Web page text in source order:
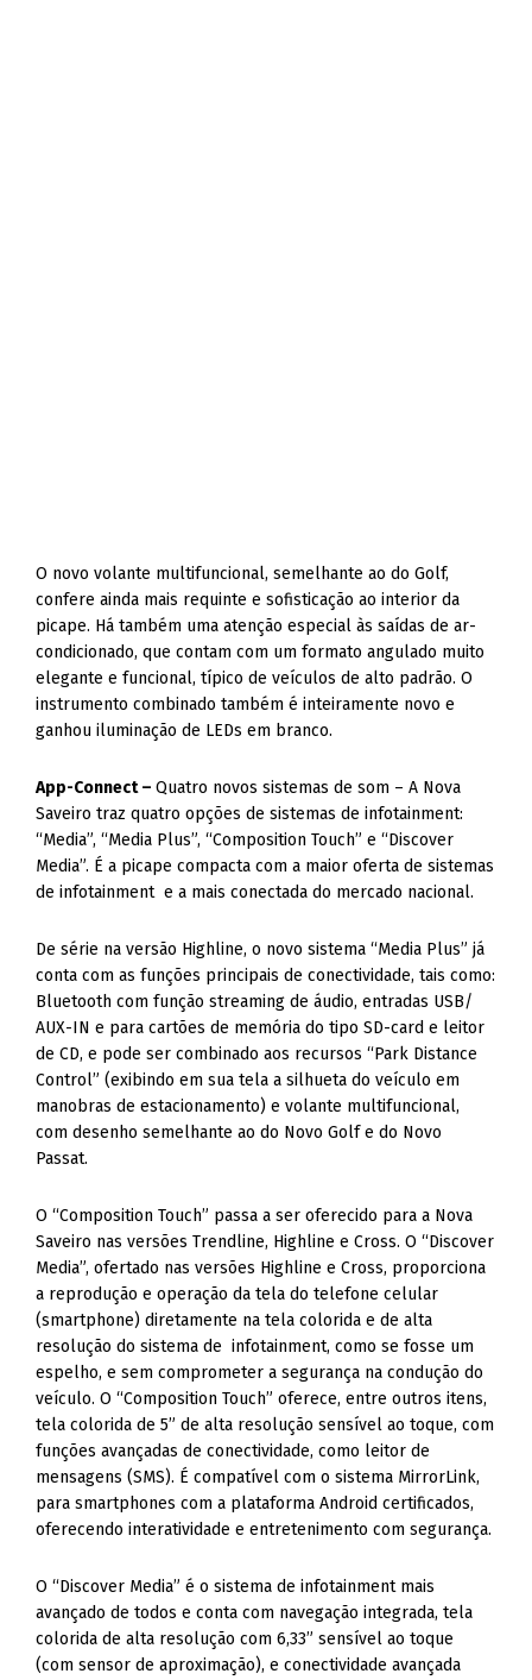
O novo volante multifuncional, semelhante ao do Golf,
confere ainda mais requinte e sofisticação ao interior da
picape. Há também uma atenção especial às saídas de ar-
condicionado, que contam com um formato angulado muito
elegante e funcional, típico de veículos de alto padrão. O
instrumento combinado também é inteiramente novo e
ganhou iluminação de LEDs em branco.
App-Connect –Quatro novos sistemas de som – A Nova
Saveiro traz quatro opções de sistemas de infotainment:
“Media”, “Media Plus”, “Composition Touch” e “Discover
Media”. É a picape compacta com a maior oferta de sistemas
de infotainment e a mais conectada do mercado nacional.
De série na versão Highline, o novo sistema “Media Plus” já
conta com as funções principais de conectividade, tais como:
Bluetooth com função streaming de áudio, entradas USB/
AUX-IN e para cartões de memória do tipo SD-card e leitor
de CD, e pode ser combinado aos recursos “Park Distance
Control” (exibindo em sua tela a silhueta do veículo em
manobras de estacionamento) e volante multifuncional,
com desenho semelhante ao do Novo Golf e do Novo
Passat.
O “Composition Touch” passa a ser oferecido para a Nova
Saveiro nas versões Trendline, Highline e Cross. O “Discover
Media”, ofertado nas versões Highline e Cross, proporciona
a reprodução e operação da tela do telefone celular
(smartphone) diretamente na tela colorida e de alta
resolução do sistema de infotainment, como se fosse um
espelho, e sem comprometer a segurança na condução do
veículo. O “Composition Touch” oferece, entre outros itens,
tela colorida de 5” de alta resolução sensível ao toque, com
funções avançadas de conectividade, como leitor de
mensagens (SMS). É compatível com o sistema MirrorLink,
para smartphones com a plataforma Android certificados,
oferecendo interatividade e entretenimento com segurança.
O “Discover Media” é o sistema de infotainment mais
avançado de todos e conta com navegação integrada, tela
colorida de alta resolução com 6,33” sensível ao toque
(com sensor de aproximação), e conectividade avançada